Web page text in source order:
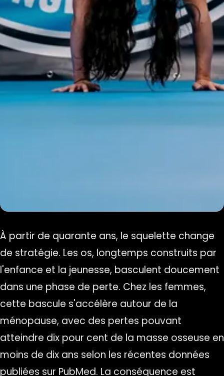
À partir de quarante ans, le squelette change
de stratégie. Les os, longtemps construits par
l'enfance et la jeunesse, basculent doucement
dans une phase de perte. Chez les femmes,
cette bascule s'accélère autour de la
ménopause, avec des pertes pouvant
atteindre dix pour cent de la masse osseuse en
moins de dix ans selon les récentes données
publiées sur PubMed. La conséquence est